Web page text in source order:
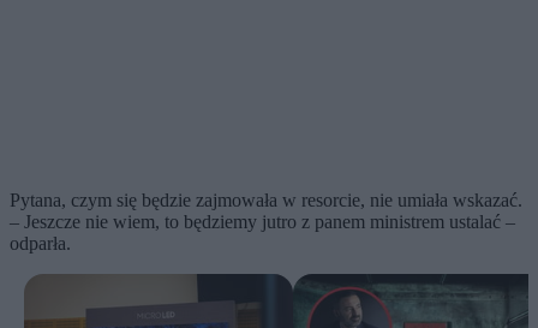
Pytana, czym się będzie zajmowała w resorcie, nie umiała wskazać.
– Jeszcze nie wiem, to będziemy jutro z panem ministrem ustalać –
odparła.